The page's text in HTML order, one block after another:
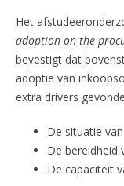
Het
adoption on the
bevestigt dat
adoptie van
extra drivers
De situatie
De bereidheid
De capaciteit